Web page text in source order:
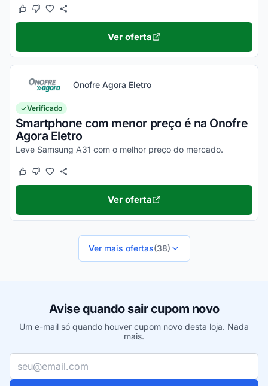
Este cupom funcionou
Este cupom não funcionou
Ver oferta
Onofre Agora Eletro
Verificado
Smartphone com menor preço é na Onofre
Agora Eletro
Leve Samsung A31 com o melhor preço do mercado.
Este cupom funcionou
Este cupom não funcionou
Ver oferta
Ver mais ofertas(38)
Avise quando sair cupom novo
Um e-mail só quando houver cupom novo desta loja. Nada
mais.
Seu e-mail